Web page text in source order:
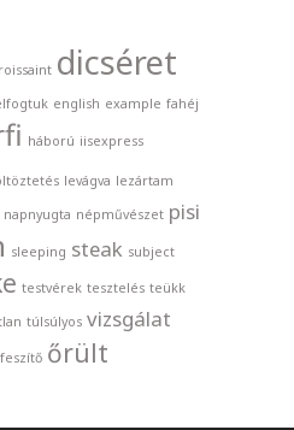
dicséret
english example fahéj
háború iisexpress
levágva lezártam
napnyugta népművészet pisi
sleeping steak subject
testvérek tesztelés teükk
túlsúlyos vizsgálat
őrült